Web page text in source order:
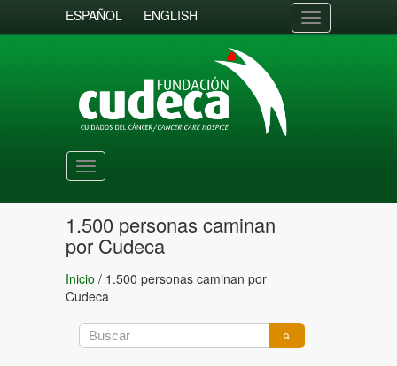
ESPAÑOL ENGLISH
Toggle
navigation
Toggle
navigation
1.500 personas caminan
por Cudeca
Inicio / 1.500 personas caminan por
Cudeca